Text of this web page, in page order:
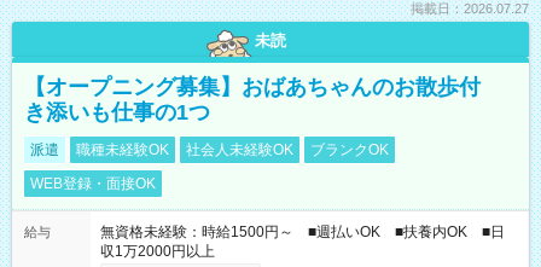
掲載日：2026.07.27
未読
【オープニング募集】おばあちゃんのお散歩付
き添いも仕事の1つ
派遣 職種未経験OK 社会人未経験OK
ブランクOK
WEB登録・面接OK
給与
無資格未経験：時給1500円～ ■週払いOK ■扶養内OK ■日
収1万2000円以上